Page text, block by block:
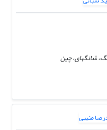
شانگهای، چین